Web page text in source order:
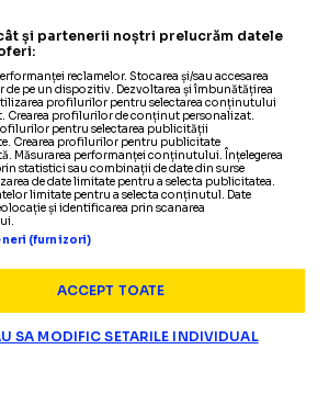
și partenerii noștri prelucrăm datele
reclamelor. Stocarea și/sau accesarea
pe un dispozitiv. Dezvoltarea și îmbunătățirea
profilurilor pentru selectarea conținutului
Crearea profilurilor de conținut personalizat.
pentru selectarea publicității
Crearea profilurilor pentru publicitate
Măsurarea performanței conținutului. Înțelegerea
statistici sau combinații de date din surse
de date limitate pentru a selecta publicitatea.
limitate pentru a selecta conținutul. Date
și identificarea prin scanarea
(furnizori)
ACCEPT TOATE
SA MODIFIC SETARILE INDIVIDUAL